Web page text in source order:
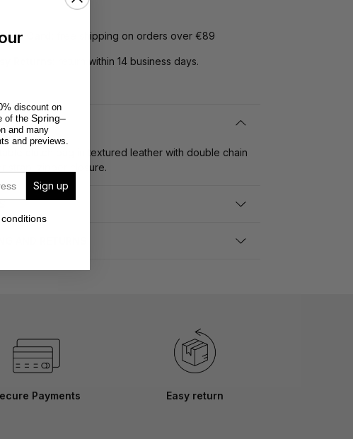
Card: free shipping on orders over €89
return within 14 business days.
clutch bag in textured leather with double chain
strap. zipper closure.
Payments Easy return
discount on
of the Spring–
and many
and previews.
Sign up